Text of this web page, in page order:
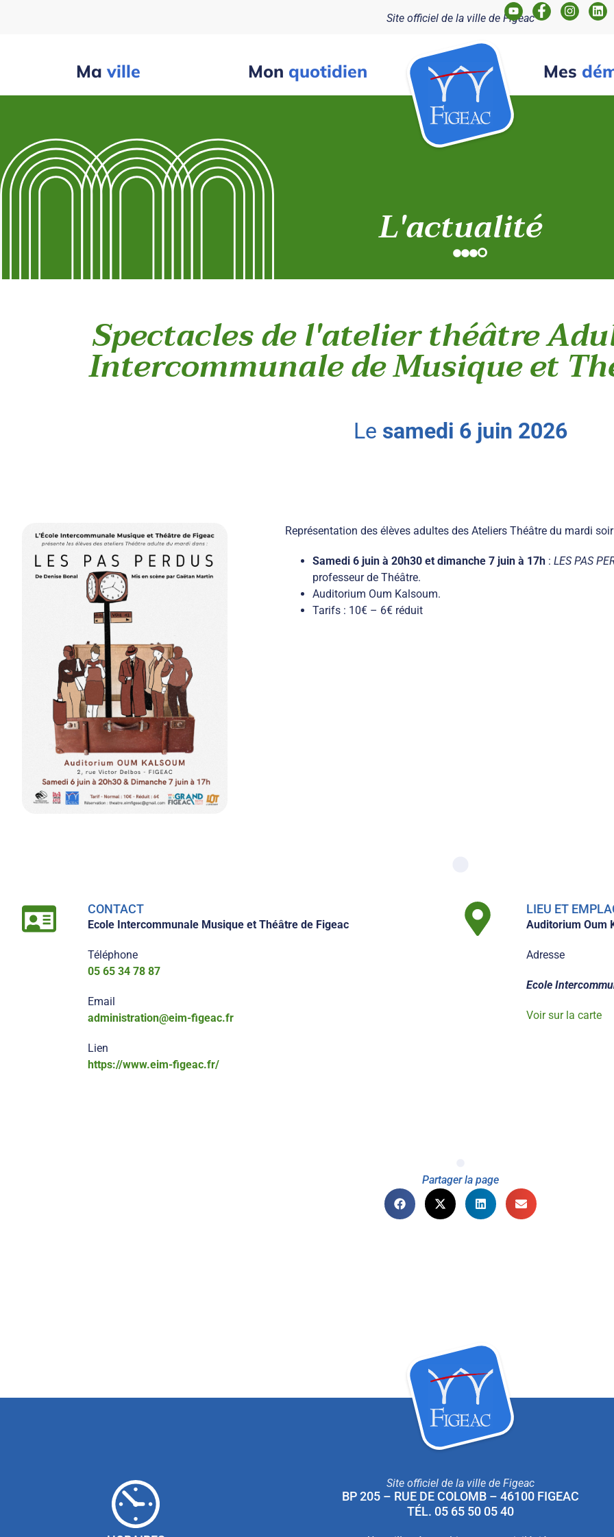
Site officiel de la ville de Figeac
Ma ville Mon quotidien Mes
L'actualité
Spectacles de l'atelier théâtre
Intercommunale de Musique et
le samedi 6 juin 2026
Représentation des élèves adultes des Ateliers Théâtre du mardi
Samedi 6 juin à 20h30 et dimanche 7 juin à 17h : LES PAS
professeur de Théâtre.
Auditorium Oum Kalsoum.
Tarifs : 10€ – 6€ réduit
CONTACT
Ecole Intercommunale Musique et Théâtre de Figeac
Téléphone
05 65 34 78 87
Email
administration@eim-figeac.fr
Lien
https://www.eim-figeac.fr/
LIEU ET
Auditorium Oum
Adresse
Ecole
Voir sur la carte
Partager la page
Site officiel de la ville de Figeac
BP 205 – RUE DE COLOMB – 46100 FIGEAC
TÉL. 05 65 50 05 40